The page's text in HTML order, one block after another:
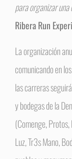
para organizar una
Ribera Run
La organización
comunicando en
las carreras
y bodegas de la
(Comenge, Protos,
Luz, Tr3s Mano,